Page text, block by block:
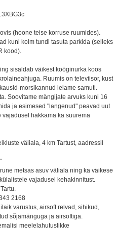
(hoone teise korruse ruumides).
kuni kolm tundi tasuta parkida (selleks
kood).
sisaldab väikest kööginurka koos
Ruumis on televiisor, kust
morsikannud leiame samuti.
Soovitame mängijate arvuks kuni 16
ja esimesed "langenud" peavad uut
hakkama ka suurema
väliala, 4 km Tartust, aadressil
metsas asuv väliala ning ka väikese
vajadusel kehakinnitust.
2168
varustus, airsoft relvad, sihikud,
sõjamänguga ja airsoftiga.
meelelahutuslikke